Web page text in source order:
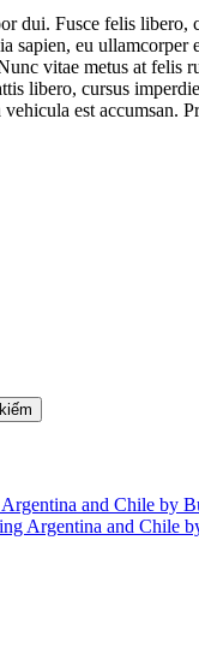
dui. Fusce felis
sapien, eu
vitae metus at felis
libero, cursus
est accumsan.
and Chile by
Argentina and Chile